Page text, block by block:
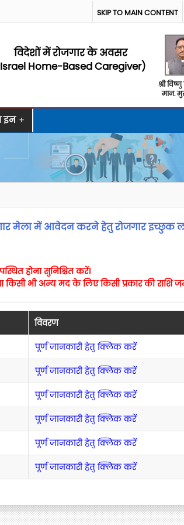
SKIP TO MAIN CONTENT
विदेशों में रोजगार के अवसर
Home-Based Caregiver)
श्री
मान.
इन +
मेला में आवेदन करने हेतु रोजगार इच्छुक
होना सुनिश्चित करें।
किसी भी अन्य मद के लिए किसी प्रकार की राशि
विवरण
पूर्ण जानकारी हेतु क्लिक करें
पूर्ण जानकारी हेतु क्लिक करें
पूर्ण जानकारी हेतु क्लिक करें
पूर्ण जानकारी हेतु क्लिक करें
पूर्ण जानकारी हेतु क्लिक करें
पूर्ण जानकारी हेतु क्लिक करें